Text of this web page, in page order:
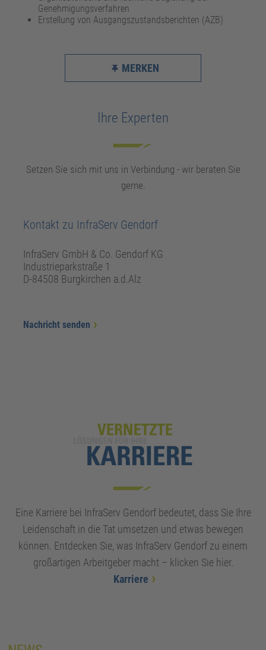
Genehmigungsverfahren
Erstellung von Ausgangszustandsberichten (AZB)
MERKEN
Ihre Experten
Setzen Sie sich mit uns in Verbindung - wir beraten Sie
gerne.
Kontakt zu InfraServ Gendorf
InfraServ GmbH & Co. Gendorf KG
Industrieparkstraße 1
D-84508 Burgkirchen a.d.Alz
Nachricht senden
Eine Karriere bei InfraServ Gendorf bedeutet, dass Sie Ihre
Leidenschaft in die Tat umsetzen und etwas bewegen
können. Entdecken Sie, was InfraServ Gendorf zu einem
großartigen Arbeitgeber macht – klicken Sie hier.
Karriere